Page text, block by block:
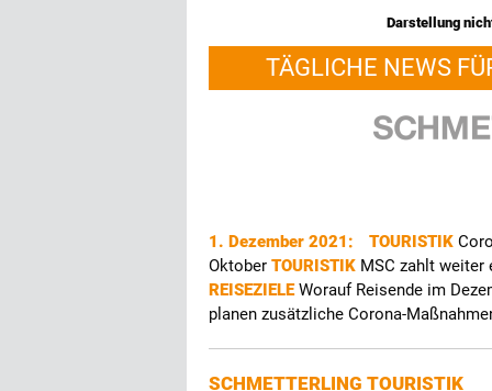
Darstellung
TÄGLICHE NEWS
1. Dezember 2021: TOURISTIK
Oktober TOURISTIK MSC zahlt weiter
REISEZIELEWorauf Reisende im
planen zusätzliche Corona-
SCHMETTERLING TOURISTIK